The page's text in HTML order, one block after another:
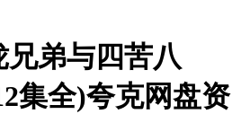
弟与四苦八
集全)夸克网盘资